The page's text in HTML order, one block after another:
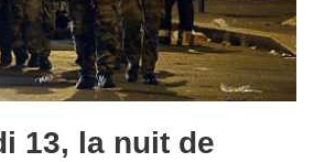
13, la nuit de